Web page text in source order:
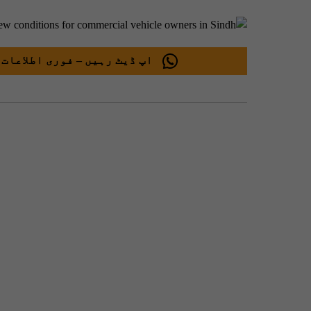
اپ ڈیٹ رہیں – فوری